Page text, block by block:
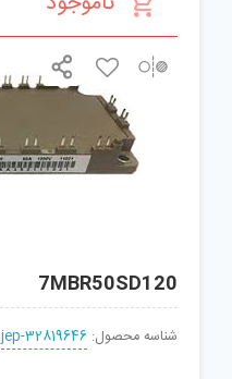
7MBR50SD120
شناسه محصول: jep-32819646